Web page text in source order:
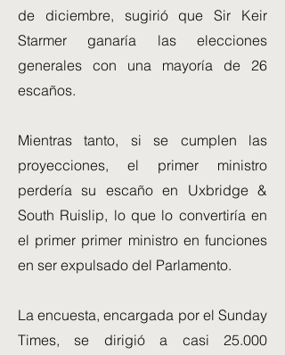
de diciembre, sugirió que Sir Keir
Starmer ganaría las elecciones
generales con una mayoría de 26
escaños.
Mientras tanto, si se cumplen las
proyecciones, el primer ministro
perdería su escaño en Uxbridge &
South Ruislip, lo que lo convertiría en
el primer primer ministro en funciones
en ser expulsado del Parlamento.
La encuesta, encargada por el Sunday
Times, se dirigió a casi 25.000